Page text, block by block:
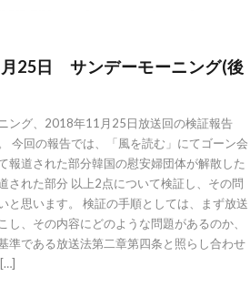
25日 サンデーモーニング(後
ング、2018年11月25日放送回の検証報告
今回の報告では、「風を読む」にてゴーン会
報道された部分韓国の慰安婦団体が解散した
された部分 以上2点について検証し、その問
と思います。 検証の手順としては、まず放送
し、その内容にどのような問題があるのか、
準である放送法第二章第四条と照らし合わせ